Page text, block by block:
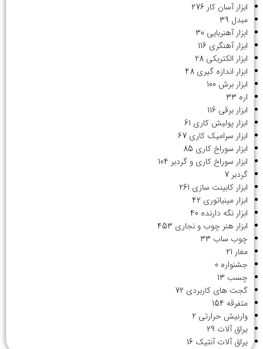
ابزار آسان کار 276
مبدل 39
ابزار آهنربایی 30
ابزار آهنگری 116
ابزار الکتریکی 28
ابزار اندازه گیری 48
ابزار برش 100
اره 33
ابزار برقی 116
ابزار پولیش کاری 61
ابزار سرامیک کاری 67
ابزار سوراخ کاری 85
ابزار سوراخ کاری و گردبر 104
گردبر 7
ابزار کابینت سازی 261
ابزار مینیاتوری 42
ابزار نگه دارنده 40
ابزار هنر چوب و نجاری 453
چوب ساب 33
مغار 21
جشنواره 0
چسب 13
گجت های کاربردی 72
متفرقه 154
وارنیش حرارتی 2
یراق آلات 29
یراق آلات آنتیک 16